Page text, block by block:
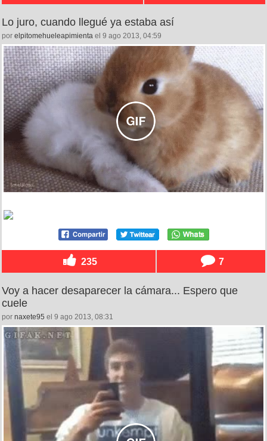
Lo juro, cuando llegué ya estaba así
por elpitomehueleapimienta el 9 ago 2013, 04:59
235 7
Voy a hacer desaparecer la cámara... Espero que
cuele
por naxete95 el 9 ago 2013, 08:31